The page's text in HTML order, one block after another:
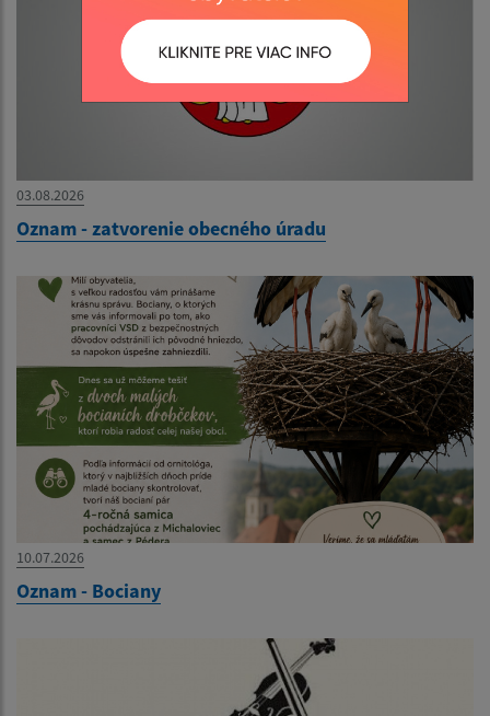
03.08.2026
Oznam - zatvorenie obecného úradu
10.07.2026
Oznam - Bociany